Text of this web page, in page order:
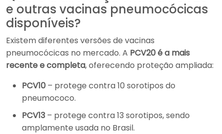
e outras vacinas pneumocócicas
disponíveis?
Existem diferentes versões de vacinas
pneumocócicas no mercado. A PCV20 é a mais
recente e completa, oferecendo proteção ampliada:
PCV10 – protege contra 10 sorotipos do
pneumococo.
PCV13 – protege contra 13 sorotipos, sendo
amplamente usada no Brasil.